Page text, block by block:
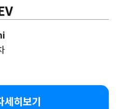
세히보기